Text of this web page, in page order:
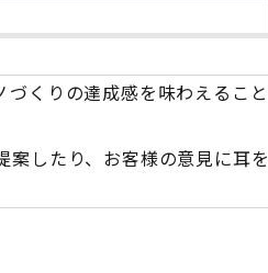
くりの達成感を味わえること
したり、お客様の意見に耳を